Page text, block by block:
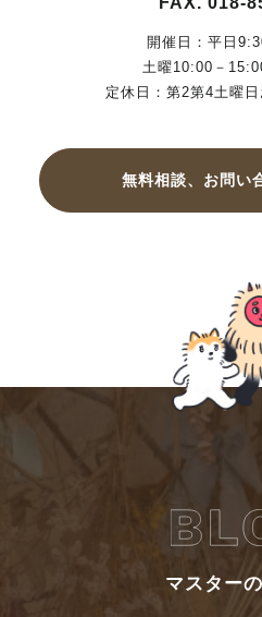
開催日：平日
土曜10:00－
定休日：第2第4土曜
無料相談、お問い
マスター